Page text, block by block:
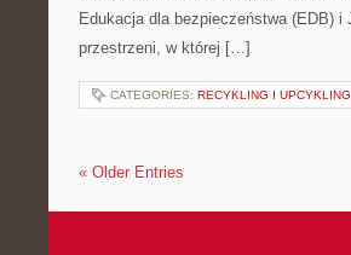
Edukacja dla bezpieczeństwa (EDB)
przestrzeni, w której […]
CATEGORIES: RECYKLING I UPCYKLING
« Older Entries